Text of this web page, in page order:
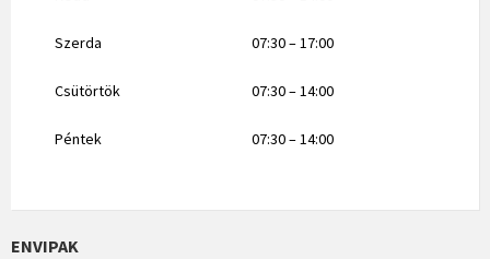
Szerda 07:30 – 17:00
Csütörtök 07:30 – 14:00
Péntek 07:30 – 14:00
ENVIPAK